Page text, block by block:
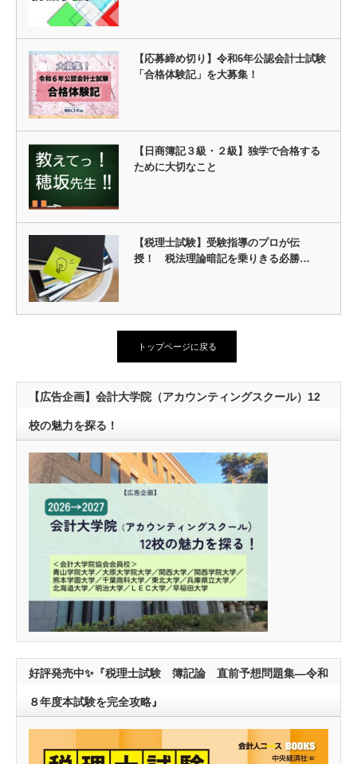
【応募締め切り】令和6年公認会計士試験
「合格体験記」を大募集！
【日商簿記３級・２級】独学で合格する
ために大切なこと
【税理士試験】受験指導のプロが伝
授！ 税法理論暗記を乗りきる必勝…
トップページに戻る
【広告企画】会計大学院（アカウンティングスクール）12
校の魅力を探る！
好評発売中✨『税理士試験 簿記論 直前予想問題集―令和
８年度本試験を完全攻略』